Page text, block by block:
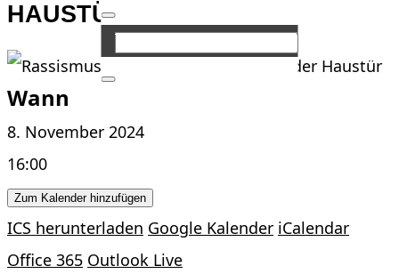
HAUSTÜR
Wann
8. November 2024
16:00
Zum Kalender hinzufügen
ICS herunterladen Google Kalender iCalendar
Office 365 Outlook Live